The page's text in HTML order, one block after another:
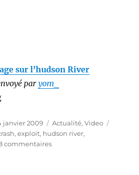
sur l’hudson River
paryom_
janvier 2009 Catégories
Actualité,Video
,exploit, hudson river,
commentairessur